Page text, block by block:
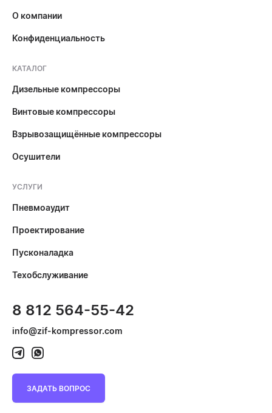
О компании
Конфиденциальность
КАТАЛОГ
Дизельные компрессоры
Винтовые компрессоры
Взрывозащищённые компрессоры
Осушители
УСЛУГИ
Пневмоаудит
Проектирование
Пусконаладка
Техобслуживание
8 812 564-55-42
info@zif-kompressor.com
ЗАДАТЬ ВОПРОС